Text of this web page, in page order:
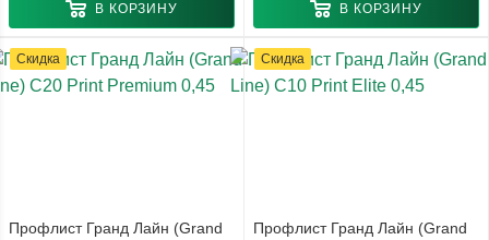
В КОРЗИНУ В КОРЗИНУ
Скидка
Профлист Гранд Лайн (Grand
Скидка
Профлист Гранд Лайн (Grand